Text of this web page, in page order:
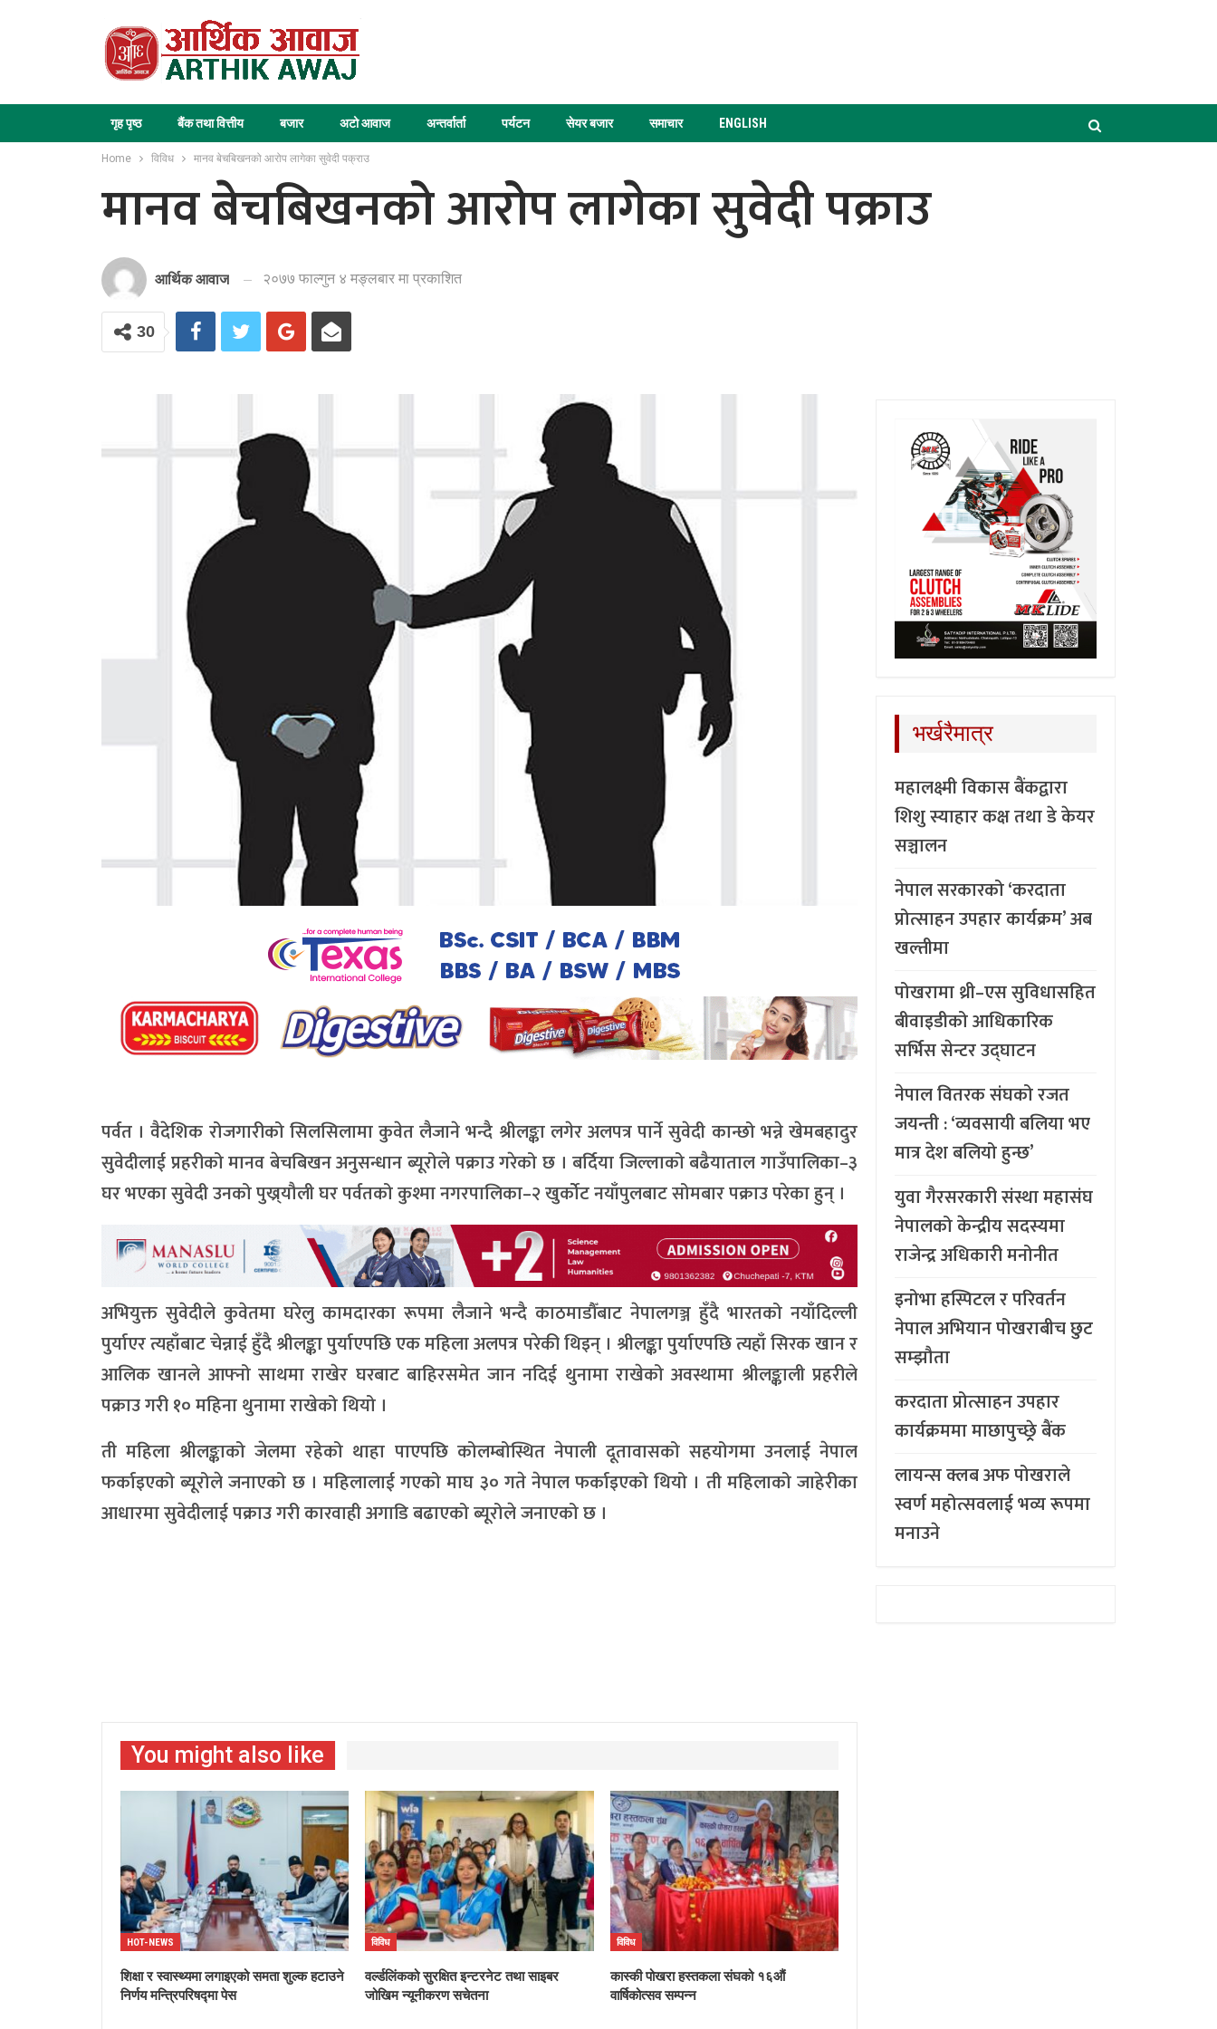
गृह पृष्ठ बैंक तथा वित्तीय बजार अटो आवाज अन्तर्वार्ता पर्यटन सेयर बजार समाचार ENGLISH
Home विविध मानव बेचबिखनको आरोप लागेका सुवेदी पक्राउ
मानव बेचबिखनको आरोप लागेका सुवेदी पक्राउ
आर्थिक आवाज २०७७ फाल्गुन ४ मङ्लबार मा प्रकाशित
30
पर्वत । वैदेशिक रोजगारीको सिलसिलामा कुवेत लैजाने भन्दै श्रीलङ्का लगेर अलपत्र पार्ने सुवेदी कान्छो भन्ने खेमबहादुर
सुवेदीलाई प्रहरीको मानव बेचबिखन अनुसन्धान ब्यूरोले पक्राउ गरेको छ । बर्दिया जिल्लाको बढैयाताल गाउँपालिका–३
घर भएका सुवेदी उनको पुख्र्यौली घर पर्वतको कुश्मा नगरपालिका–२ खुर्कोेट नयाँपुलबाट सोमबार पक्राउ परेका हुन् ।
अभियुक्त सुवेदीले कुवेतमा घरेलु कामदारका रूपमा लैजाने भन्दै काठमाडौँबाट नेपालगञ्ज हुँदै भारतको नयाँदिल्ली
पुर्याएर त्यहाँबाट चेन्नाई हुँदै श्रीलङ्का पुर्याएपछि एक महिला अलपत्र परेकी थिइन् । श्रीलङ्का पुर्याएपछि त्यहाँ सिरक खान र
आलिक खानले आफ्नो साथमा राखेर घरबाट बाहिरसमेत जान नदिई थुनामा राखेको अवस्थामा श्रीलङ्काली प्रहरीले
पक्राउ गरी १० महिना थुनामा राखेको थियो ।
ती महिला श्रीलङ्काको जेलमा रहेको थाहा पाएपछि कोलम्बोस्थित नेपाली दूतावासको सहयोगमा उनलाई नेपाल
फर्काइएको ब्यूरोले जनाएको छ । महिलालाई गएको माघ ३० गते नेपाल फर्काइएको थियो । ती महिलाको जाहेरीका
आधारमा सुवेदीलाई पक्राउ गरी कारवाही अगाडि बढाएको ब्यूरोले जनाएको छ ।
You might also like
HOT-NEWS
शिक्षा र स्वास्थ्यमा लगाइएको समता शुल्क हटाउने
निर्णय मन्त्रिपरिषद्मा पेस
विविध
वर्ल्डलिंकको सुरक्षित इन्टरनेट तथा साइबर
जोखिम न्यूनीकरण सचेतना
विविध
कास्की पोखरा हस्तकला संघको १६औं
वार्षिकोत्सव सम्पन्न
भर्खरैमात्र
महालक्ष्मी विकास बैंकद्वारा
शिशु स्याहार कक्ष तथा डे केयर
सञ्चालन
नेपाल सरकारको ‘करदाता
प्रोत्साहन उपहार कार्यक्रम’ अब
खल्तीमा
पोखरामा थ्री–एस सुविधासहित
बीवाइडीको आधिकारिक
सर्भिस सेन्टर उद्घाटन
नेपाल वितरक संघको रजत
जयन्ती : ‘व्यवसायी बलिया भए
मात्र देश बलियो हुन्छ’
युवा गैरसरकारी संस्था महासंघ
नेपालको केन्द्रीय सदस्यमा
राजेन्द्र अधिकारी मनोनीत
इनोभा हस्पिटल र परिवर्तन
नेपाल अभियान पोखराबीच छुट
सम्झौता
करदाता प्रोत्साहन उपहार
कार्यक्रममा माछापुच्छ्र्रे बैंक
लायन्स क्लब अफ पोखराले
स्वर्ण महोत्सवलाई भव्य रूपमा
मनाउने